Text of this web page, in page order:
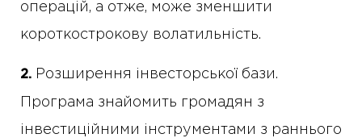
операцій, а отже, може зменшити
короткострокову волатильність.
2. Розширення інвесторської бази.
Програма знайомить громадян з
інвестиційними інструментами з раннього